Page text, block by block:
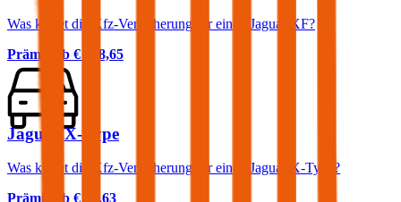
Was kostet die Kfz-Versicherung für einen Jaguar XF?
Prämie ab € 108,65
Jaguar X-Type
Was kostet die Kfz-Versicherung für einen Jaguar X-Type?
Prämie ab € 74,63